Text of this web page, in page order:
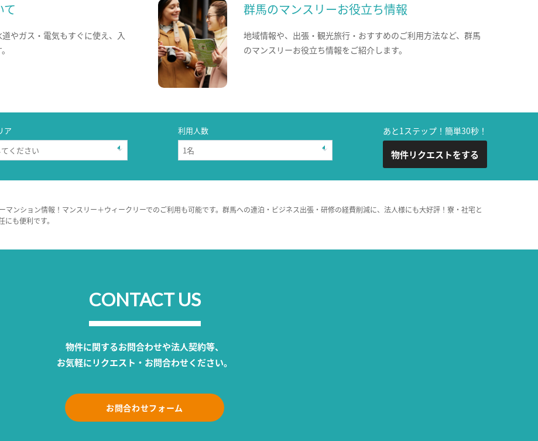
やガス・電気もすぐに使え、入
群馬のマンスリーお役立ち情報
地域情報や、出張・観光旅行・おすすめのご利用方法など、群馬
のマンスリーお役立ち情報をご紹介します。
ア 利用人数 あと1ステップ！簡単30秒！
物件リクエストをする
ンション情報！マンスリー＋ウィークリーでのご利用も可能です。群馬への連泊・ビジネス出張・研修の経費削減に、法人様にも大好評！寮・社宅と
も便利です。
CONTACT US
物件に関するお問合わせや法人契約等、
お気軽にリクエスト・お問合わせください。
お問合わせフォーム